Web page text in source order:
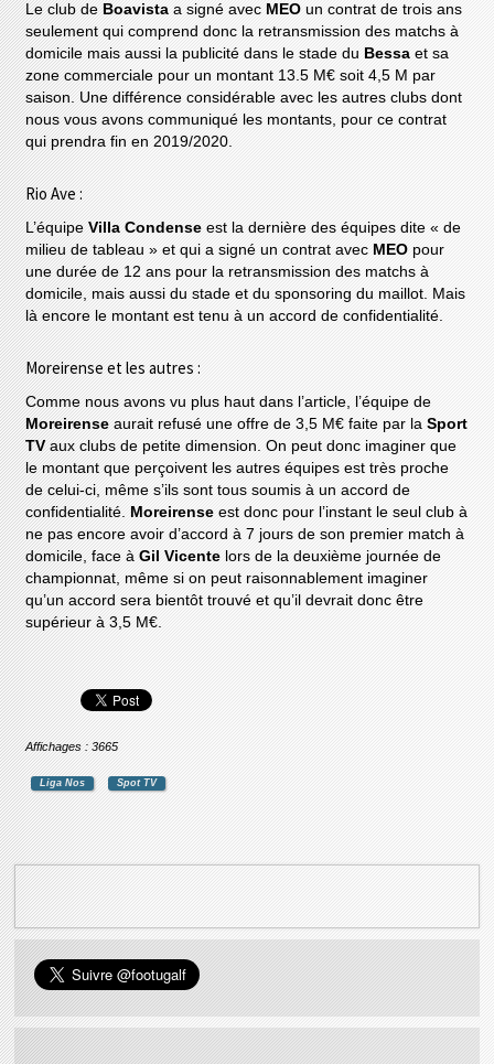
Le club de Boavista a signé avec MEO un contrat de trois ans
seulement qui comprend donc la retransmission des matchs à
domicile mais aussi la publicité dans le stade du Bessa et sa
zone commerciale pour un montant 13.5 M€ soit 4,5 M par
saison. Une différence considérable avec les autres clubs dont
nous vous avons communiqué les montants, pour ce contrat
qui prendra fin en 2019/2020.
Rio Ave :
L’équipeVilla Condenseest la dernière des équipes dite « de
milieu de tableau » et qui a signé un contrat avec MEO pour
une durée de 12 ans pour la retransmission des matchs à
domicile, mais aussi du stade et du sponsoring du maillot. Mais
là encore le montant est tenu à un accord de confidentialité.
Moreirense et les autres :
Comme nous avons vu plus haut dans l’article, l’équipe de
Moreirense aurait refusé une offre de 3,5 M€ faite par laSport
TVaux clubs de petite dimension. On peut donc imaginer que
le montant que perçoivent les autres équipes est très proche
de celui-ci, même s’ils sont tous soumis à un accord de
confidentialité. Moreirense est donc pour l’instant le seul club à
ne pas encore avoir d’accord à 7 jours de son premier match à
domicile, face àGil Vicente lors de la deuxième journée de
championnat, même si on peut raisonnablement imaginer
qu’un accord sera bientôt trouvé et qu’il devrait donc être
supérieur à 3,5 M€.
Affichages : 3665
Liga Nos Spot TV